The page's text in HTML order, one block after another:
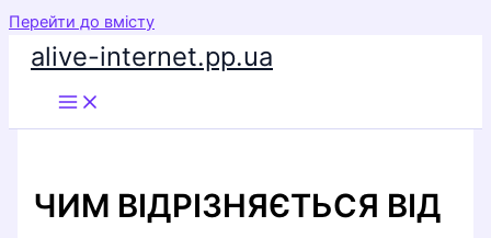
Перейти до вмісту
alive-internet.pp.ua
ЧИМ ВІДРІЗНЯЄТЬСЯ ВІД